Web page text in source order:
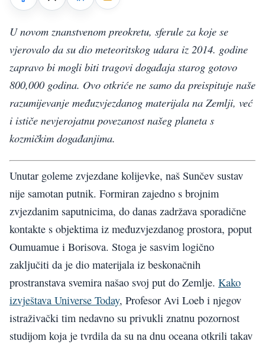
U novom znanstvenom preokretu, sferule za koje se
vjerovalo da su dio meteoritskog udara iz 2014. godine
zapravo bi mogli biti tragovi događaja starog gotovo
800,000 godina. Ovo otkriće ne samo da preispituje naše
razumijevanje međuzvjezdanog materijala na Zemlji, već
i ističe nevjerojatnu povezanost našeg planeta s
kozmičkim događanjima.
Unutar goleme zvjezdane kolijevke, naš Sunčev sustav
nije samotan putnik. Formiran zajedno s brojnim
zvjezdanim saputnicima, do danas zadržava sporadične
kontakte s objektima iz međuzvjezdanog prostora, poput
Oumuamue i Borisova. Stoga je sasvim logično
zaključiti da je dio materijala iz beskonačnih
prostranstava svemira našao svoj put do Zemlje. Kako
izvještava Universe Today, Profesor Avi Loeb i njegov
istraživački tim nedavno su privukli znatnu pozornost
studijom koja je tvrdila da su na dnu oceana otkrili takav